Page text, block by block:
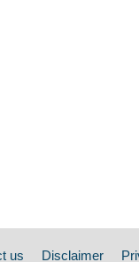
us Disclaimer